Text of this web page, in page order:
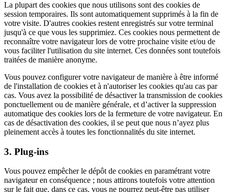
La plupart des cookies que nous utilisons sont des cookies de
session temporaires. Ils sont automatiquement supprimés à la fin de
votre visite. D'autres cookies restent enregistrés sur votre terminal
jusqu'à ce que vous les supprimiez. Ces cookies nous permettent de
reconnaître votre navigateur lors de votre prochaine visite et/ou de
vous faciliter l'utilisation du site internet. Ces données sont toutefois
traitées de manière anonyme.
Vous pouvez configurer votre navigateur de manière à être informé
de l'installation de cookies et à n'autoriser les cookies qu'au cas par
cas. Vous avez la possibilité de désactiver la transmission de cookies
ponctuellement ou de manière générale, et d’activer la suppression
automatique des cookies lors de la fermeture de votre navigateur. En
cas de désactivation des cookies, il se peut que nous n’ayez plus
pleinement accès à toutes les fonctionnalités du site internet.
3. Plug-ins
Vous pouvez empêcher le dépôt de cookies en paramétrant votre
navigateur en conséquence ; nous attirons toutefois votre attention
sur le fait que, dans ce cas, vous ne pourrez peut-être pas utiliser